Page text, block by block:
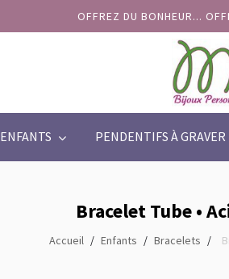
OFFREZ DU BONHEUR...
ENFANTS PENDENTIFS À GRAVER
Bracelet Tube •
Accueil Enfants Bracelets